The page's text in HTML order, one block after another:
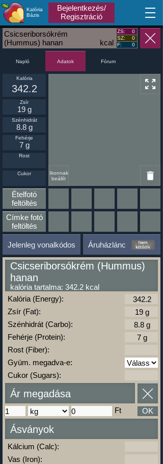
Kalória
Bázis
Bejelentkezés/
Regisztráció
MA
kcal
Csicseriborsókrém
(Hummus) hanan
ZS:
0
SZ:
0
F:
0
Napló Adatok Fórum
Ikonnak
beállít
Kalória
342.2
Zsír
19 g
Szénhidrát
8.8 g
Fehérje
7 g
Rost
Cukor
Ételfotó
feltöltés
Címke fotó
feltöltés
Jelenleg vonalkódos Áruházlánc
Csicseriborsókrém (Hummus)
hanan
kalória tartalma: 342.2 kcal
Kalória (Energy):
Zsír (Fat):
Szénhidrát (Carbo):
Fehérje (Protein):
Rost (Fiber):
Gyüm. megadva-e:
Cukor (Sugars):
Ár megadása
Ft OK
Ásványok
Kálcium (Calc):
Vas (Iron):